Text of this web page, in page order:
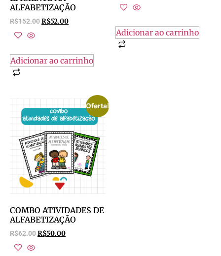
ALFABETIZAÇÃO
R$152.00R$52.00
Adicionar ao carrinho
Adicionar ao carrinho
Oferta!
COMBO ATIVIDADES DE
ALFABETIZAÇÃO
R$62.00R$50.00